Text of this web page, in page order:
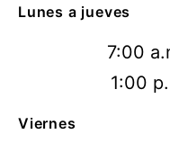
Lunes a jueves
7:00
1:00
Viernes